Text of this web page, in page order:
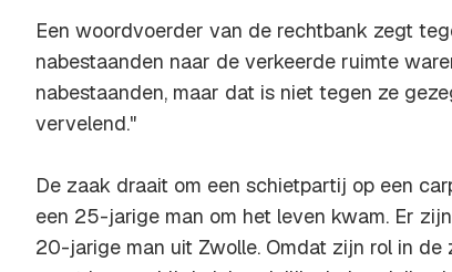
Een woordvoerder van de rechtbank zegt
nabestaanden naar de verkeerde ruimte
nabestaanden, maar dat is niet tegen ze
vervelend."
De zaak draait om een schietpartij op een
een 25-jarige man om het leven kwam. Er
20-jarige man uit Zwolle. Omdat zijn rol in